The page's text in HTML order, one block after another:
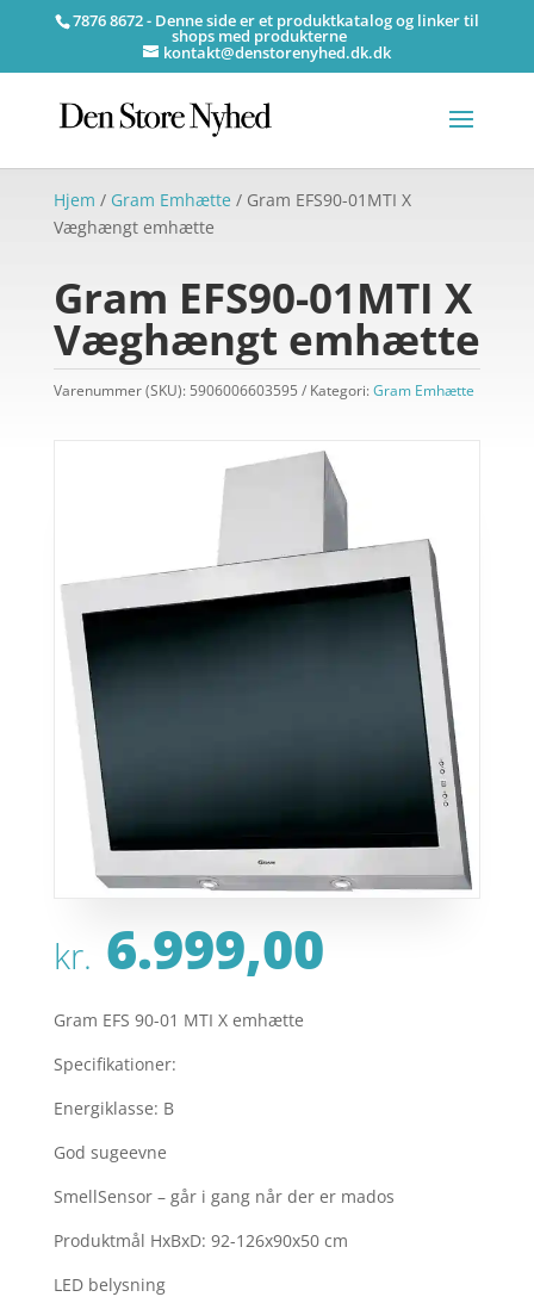
7876 8672 - Denne side er et produktkatalog og linker til
shops med produkterne
kontakt@denstorenyhed.dk.dk
Hjem / Gram Emhætte / Gram EFS90-01MTI X
Væghængt emhætte
Gram EFS90-01MTI X
Væghængt emhætte
Varenummer (SKU): 5906006603595 Kategori: Gram Emhætte
kr. 6.999,00
Gram EFS 90-01 MTI X emhætte
Specifikationer:
Energiklasse: B
God sugeevne
SmellSensor – går i gang når der er mados
Produktmål HxBxD: 92-126x90x50 cm
LED belysning